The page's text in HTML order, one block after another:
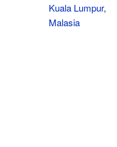
Kuala Lumpur,
Malasia